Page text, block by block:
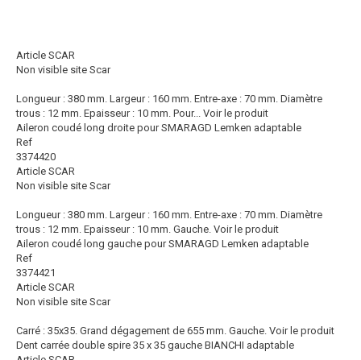
Article SCAR
Non visible site Scar
Longueur : 380 mm. Largeur : 160 mm. Entre-axe : 70 mm. Diamètre
trous : 12 mm. Epaisseur : 10 mm. Pour... Voir le produit
Aileron coudé long droite pour SMARAGD Lemken adaptable
Ref
3374420
Article SCAR
Non visible site Scar
Longueur : 380 mm. Largeur : 160 mm. Entre-axe : 70 mm. Diamètre
trous : 12 mm. Epaisseur : 10 mm. Gauche. Voir le produit
Aileron coudé long gauche pour SMARAGD Lemken adaptable
Ref
3374421
Article SCAR
Non visible site Scar
Carré : 35x35. Grand dégagement de 655 mm. Gauche. Voir le produit
Dent carrée double spire 35 x 35 gauche BIANCHI adaptable